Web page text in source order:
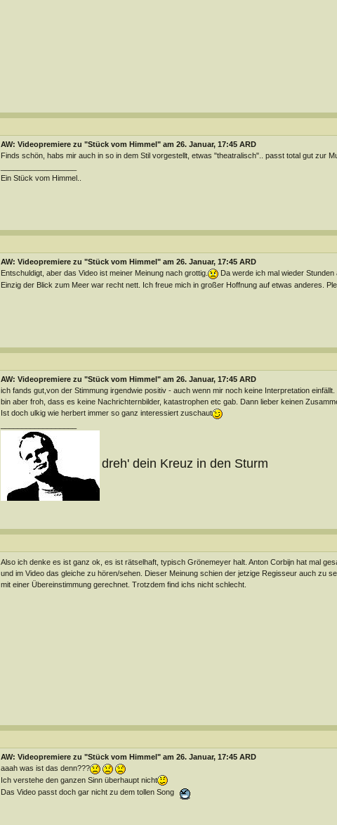
AW: Videopremiere zu "Stück vom Himmel" am 26. Januar, 17:45 ARD
Finds schön, habs mir auch in so in dem Stil vorgestellt, etwas "theatralisch".. passt total gut zur
Ein Stück vom Himmel..
AW: Videopremiere zu "Stück vom Himmel" am 26. Januar, 17:45 ARD
Entschuldigt, aber das Video ist meiner Meinung nach grottig.
Da werde ich mal wieder Stunden
Einzig der Blick zum Meer war recht nett. Ich freue mich in großer Hoffnung auf etwas anderes.
AW: Videopremiere zu "Stück vom Himmel" am 26. Januar, 17:45 ARD
ich fands gut,von der Stimmung irgendwie positiv - auch wenn mir noch keine Interpretation einfällt.
bin aber froh, dass es keine Nachrichternbilder, katastrophen etc gab. Dann lieber keinen
Ist doch ulkig wie herbert immer so ganz interessiert zuschaut
dreh' dein Kreuz in den Sturm
Also ich denke es ist ganz ok, es ist rätselhaft, typisch Grönemeyer halt. Anton Corbijn hat mal
und im Video das gleiche zu hören/sehen. Dieser Meinung schien der jetzige Regisseur auch zu
mit einer Übereinstimmung gerechnet. Trotzdem find ichs nicht schlecht.
AW: Videopremiere zu "Stück vom Himmel" am 26. Januar, 17:45 ARD
aaah was ist das denn???
Ich verstehe den ganzen Sinn überhaupt nicht
Das Video passt doch gar nicht zu dem tollen Song